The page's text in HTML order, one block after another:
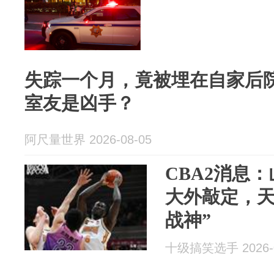
失踪一个月，竟被埋在自家后
室友是凶手？
阿尺量世界 2026-08-05
CBA2消息
大外敲定，
战神”
十级搞笑选手